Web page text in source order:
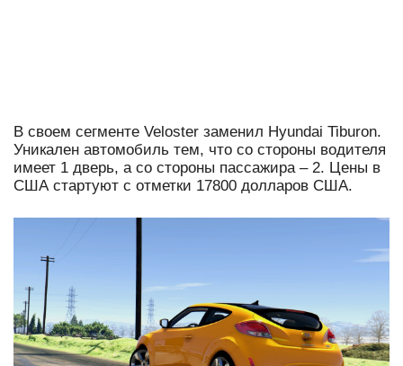
В своем сегменте Veloster заменил Hyundai Tiburon.
Уникален автомобиль тем, что со стороны водителя
имеет 1 дверь, а со стороны пассажира – 2. Цены в
США стартуют с отметки 17800 долларов США.